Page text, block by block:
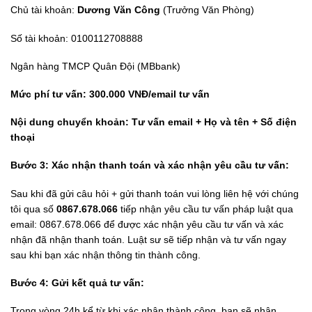
Chủ tài khoản: Dương Văn Công (Trưởng Văn Phòng)
Số tài khoản: 0100112708888
Ngân hàng TMCP Quân Đội (MBbank)
Mức phí tư vấn: 300.000 VNĐ/email tư vấn
Nội dung chuyển khoản: Tư vấn email + Họ và tên + Số điện
thoại
Bước 3: Xác nhận thanh toán và xác nhận yêu cầu tư vấn:
Sau khi đã gửi câu hỏi + gửi thanh toán vui lòng liên hệ với chúng
tôi qua số 0867.678.066 tiếp nhận yêu cầu tư vấn pháp luật qua
email: 0867.678.066 để được xác nhận yêu cầu tư vấn và xác
nhận đã nhận thanh toán. Luật sư sẽ tiếp nhận và tư vấn ngay
sau khi bạn xác nhận thông tin thành công.
Bước 4: Gửi kết quả tư vấn: